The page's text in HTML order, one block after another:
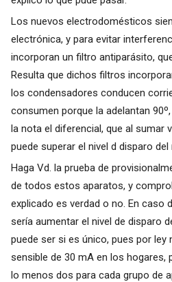
Los nuevos electrodomésticos
electrónica, y para evitar
incorporan un filtro antiparásito,
Resulta que dichos filtros
los condensadores conducen
consumen porque la adelantan
la nota el diferencial, que al sumar
puede superar el nivel d disparo del
Haga Vd. la prueba de
de todos estos aparatos, y
explicado es verdad o no. En caso
sería aumentar el nivel de disparo
puede ser si es único, pues por ley
sensible de 30 mA en los hogares,
lo menos dos para cada grupo de